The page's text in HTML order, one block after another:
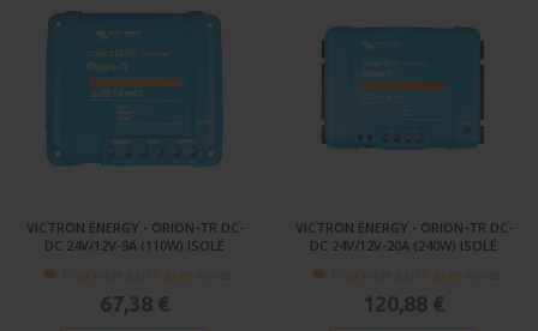
VICTRON ENERGY - ORION-TR DC-
DC 24V/12V-9A (110W) ISOLÉ
Disponible sous 6 jours ouvrés
67,38 €
VICTRON ENERGY - ORION-TR DC-
DC 24V/12V-20A (240W) ISOLÉ
Disponible sous 6 jours ouvrés
120,88 €